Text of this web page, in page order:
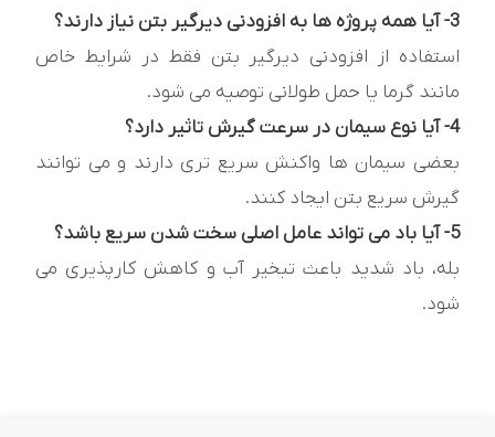
3- آیا همه پروژه ها به افزودنی دیرگیر بتن نیاز دارند؟
استفاده از افزودنی دیرگیر بتن فقط در شرایط خاص
مانند گرما یا حمل طولانی توصیه می شود.
4- آیا نوع سیمان در سرعت گیرش تاثیر دارد؟
بعضی سیمان ها واکنش سریع تری دارند و می توانند
گیرش سریع بتن ایجاد کنند.
5- آیا باد می تواند عامل اصلی سخت شدن سریع باشد؟
بله، باد شدید باعث تبخیر آب و کاهش کارپذیری می
شود.